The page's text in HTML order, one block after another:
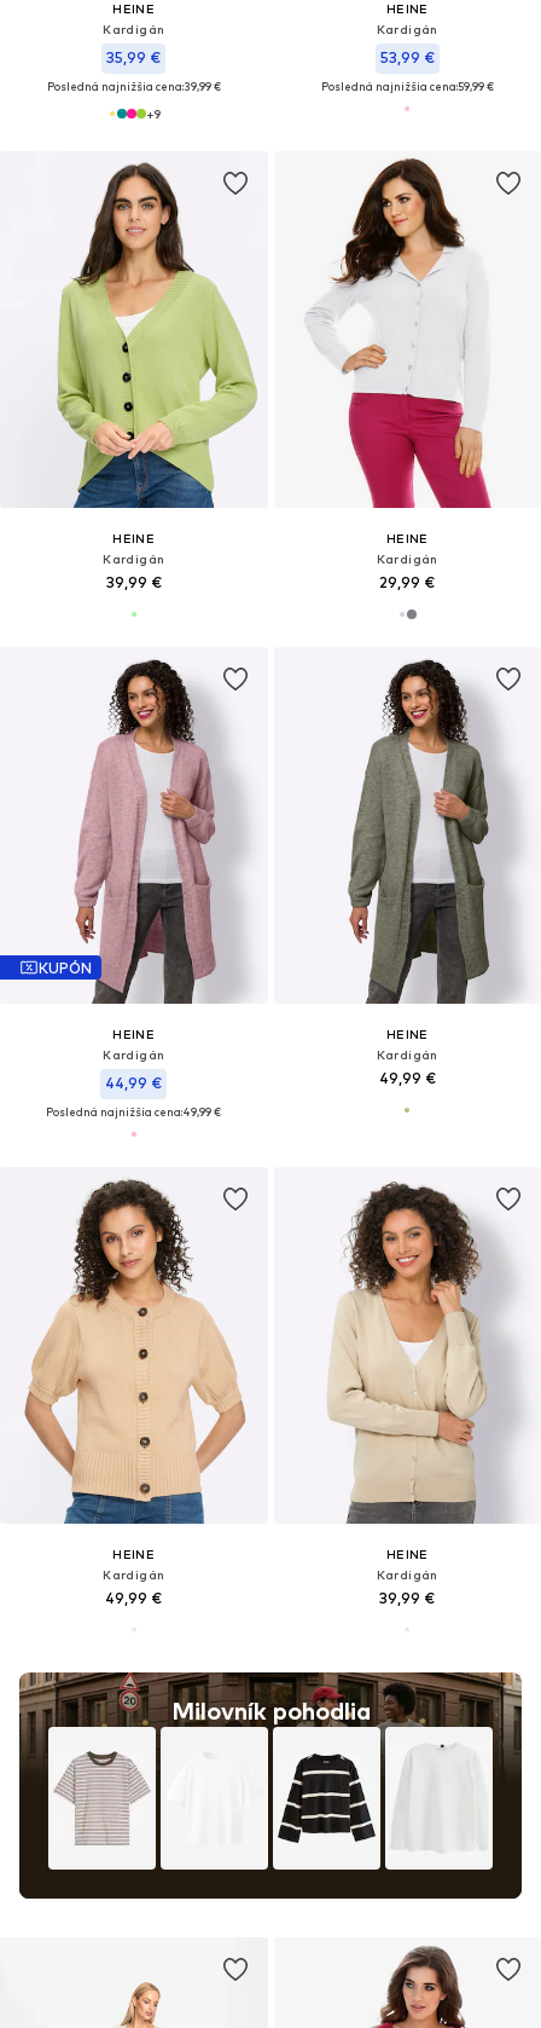
HEINE
Kardigán
35,99 €
Posledná najnižšia cena:39,99 €
+9
HEINE
Kardigán
53,99 €
Posledná najnižšia cena:59,99 €
HEINE
Kardigán
39,99 €
HEINE
Kardigán
29,99 €
KUPÓN
HEINE
Kardigán
44,99 €
Posledná najnižšia cena:49,99 €
HEINE
Kardigán
49,99 €
HEINE
Kardigán
49,99 €
Milovník pohodlia
HEINE
Kardigán
39,99 €